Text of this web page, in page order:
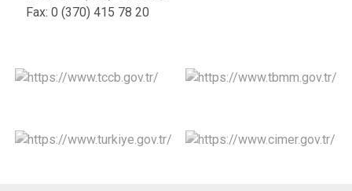
Fax: 0 (370) 415 78 20